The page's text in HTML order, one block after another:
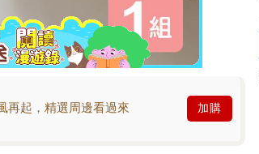
再起，精選周邊看過來 加購